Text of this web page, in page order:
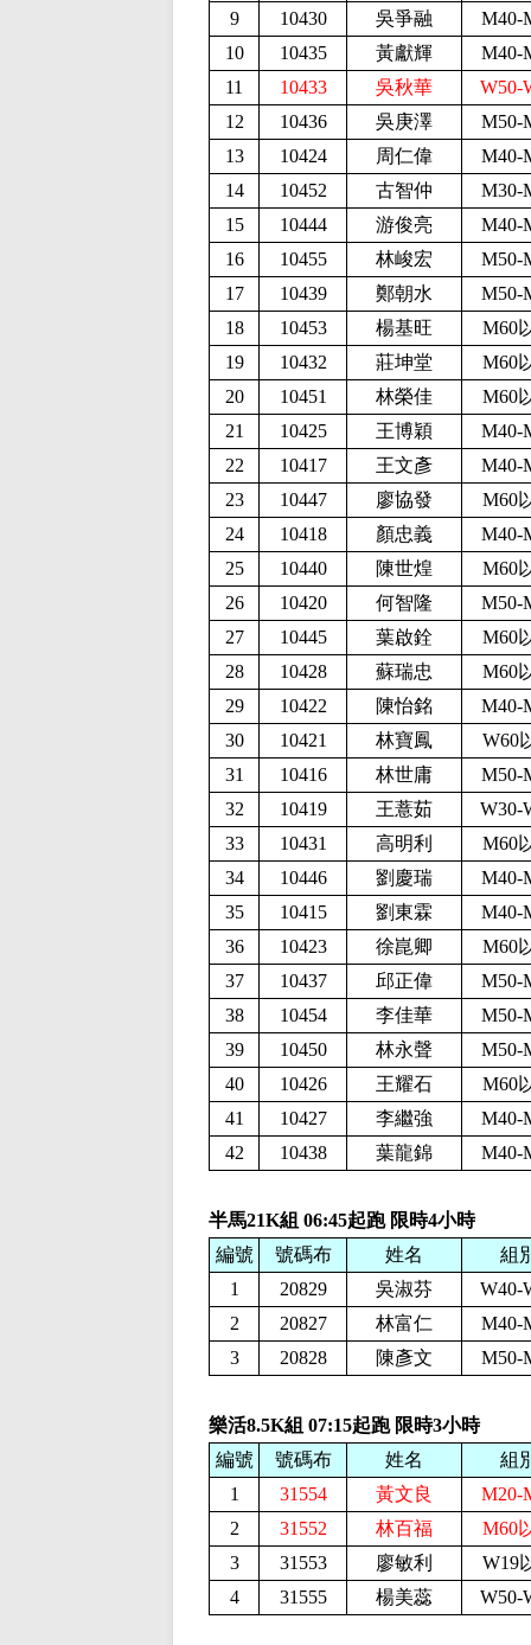
9
10430 吳爭融
M40-
10
10435 黃獻輝
M40-
11
10433 吳秋華
W50-
12
10436 吳庚澤
M50-
13
10424 周仁偉
M40-
14
10452 古智仲
M30-
15
10444 游俊亮
M40-
16
10455 林峻宏
M50-
17
10439 鄭朝水
M50-
18
10453 楊基旺
M60
19
10432 莊坤堂
M60
20
10451 林榮佳
M60
21
10425 王博穎
M40-
22
10417 王文彥
M40-
23
10447 廖協發
M60
24
10418 顏忠義
M40-
25
10440 陳世煌
M60
26
10420 何智隆
M50-
27
10445 葉啟銓
M60
28
10428 蘇瑞忠
M60
29
10422 陳怡銘
M40-
30
10421 林寶鳳
W60
31
10416 林世庸
M50-
32
10419 王薏茹
W30-
33
10431 高明利
M60
34
10446 劉慶瑞
M40-
35
10415 劉東霖
M40-
36
10423 徐崑卿
M60
37
10437 邱正偉
M50-
38
10454 李佳華
M50-
39
10450 林永聲
M50-
40
10426 王耀石
M60
41
10427 李繼強
M40-
42
10438 葉龍錦 M40-
半馬21K組 06:45起跑 限時4小時
編號
號碼布 姓名
組
1
20829 吳淑芬
W40-
2
20827 林富仁
M40-
3
20828 陳彥文 M50-
樂活8.5K組 07:15起跑 限時3小時
編號
號碼布 姓名
組
1
31554 黃文良
M20-
2
31552 林百福
M60
3
31553 廖敏利
W19
4
31555 楊美蕊 W50-